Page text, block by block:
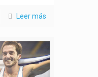
Leer más